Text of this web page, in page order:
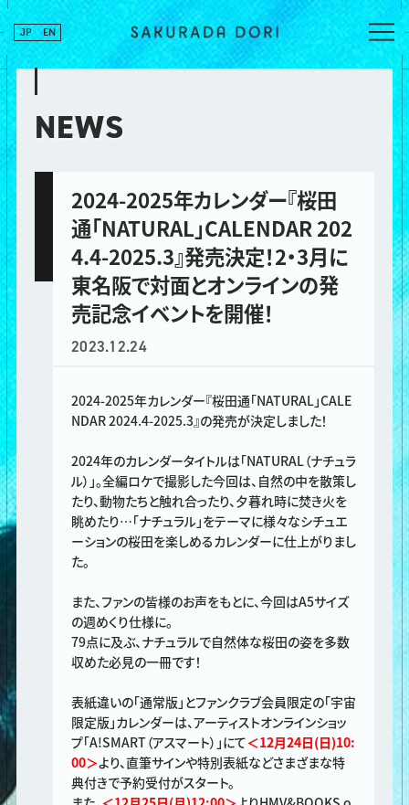
JP EN
NEWS
2024-2025年カレンダー『桜田
通「NATURAL」CALENDAR 202
4.4-2025.3』発売決定！2・3月に
東名阪で対面とオンラインの発
売記念イベントを開催！
2023.12.24
2024-2025年カレンダー『桜田通「NATURAL」CALE
NDAR 2024.4-2025.3』の発売が決定しました！
2024年のカレンダータイトルは「NATURAL（ナチュラ
ル）」。全編ロケで撮影した今回は、自然の中を散策し
たり、動物たちと触れ合ったり、夕暮れ時に焚き火を
眺めたり…「ナチュラル」をテーマに様々なシチュエ
ーションの桜田を楽しめるカレンダーに仕上がりまし
た。
また、ファンの皆様のお声をもとに、今回はA5サイズ
の週めくり仕様に。
79点に及ぶ、ナチュラルで自然体な桜田の姿を多数
収めた必見の一冊です！
表紙違いの「通常版」とファンクラブ会員限定の「宇宙
限定版」カレンダーは、アーティストオンラインショッ
プ「A!SMART（アスマート）」にて＜12月24日(日)10:
00＞より、直筆サインや特別表紙などさまざまな特
典付きで予約受付がスタート。